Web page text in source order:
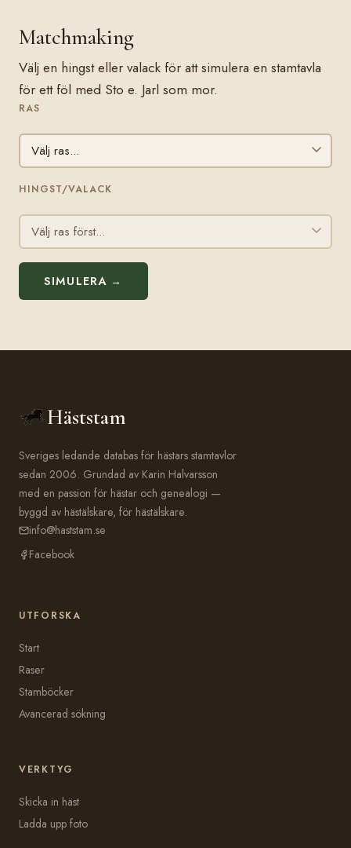
Matchmaking
Välj en hingst eller valack för att simulera en stamtavla
för ett föl med Sto e. Jarl som mor.
RAS
HINGST/VALACK
SIMULERA →
Häststam
Sveriges ledande databas för hästars stamtavlor
sedan 2006. Grundad av Karin Halvarsson
med en passion för hästar och genealogi —
byggd av hästälskare, för hästälskare.
info@haststam.se
Facebook
UTFORSKA
Start
Raser
Stamböcker
Avancerad sökning
VERKTYG
Skicka in häst
Ladda upp foto